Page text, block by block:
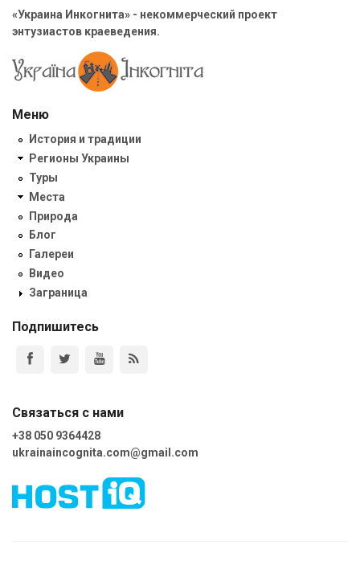
«Украина Инкогнита» - некоммерческий проект
энтузиастов краеведения.
Меню
История и традиции
Регионы Украины
Туры
Места
Природа
Блог
Галереи
Видео
Заграница
Подпишитесь
Связаться с нами
+38 050 9364428
ukrainaincognita.com@gmail.com